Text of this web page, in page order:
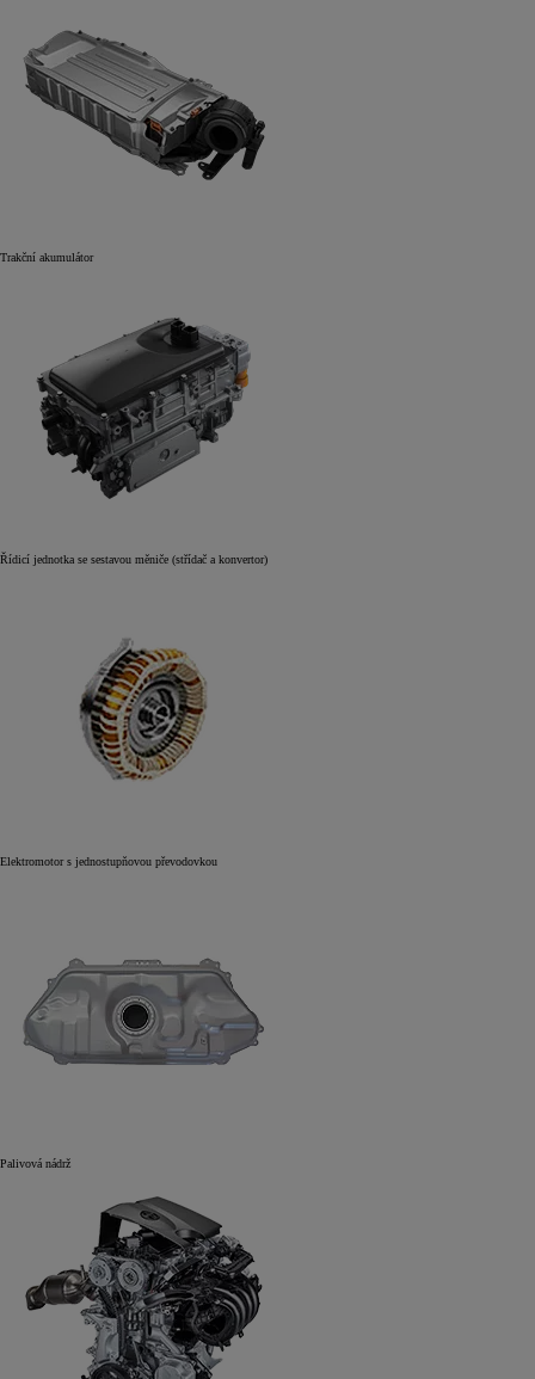
Trakční akumulátor
Řídicí jednotka se sestavou měniče (střídač a konvertor)
Elektromotor s jednostupňovou převodovkou
Palivová nádrž